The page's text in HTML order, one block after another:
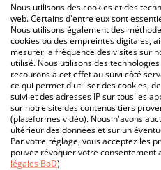
Nous utilisons des cookies et des
web. Certains d'entre eux sont
Nous utilisons également des
cookies ou des empreintes digitales,
mesurer la fréquence des visites sur
utilisé. Nous utilisons des
recourons à cet effet au suivi côté
ce qui permet d'utiliser des cookies,
suivi et des adresses IP sur tous les
sur notre site des contenus tiers
(plateformes vidéo). Nous n'avons
ultérieur des données et sur un
Par votre réglage, vous acceptez les
pouvez révoquer votre consentement
légales BoD)